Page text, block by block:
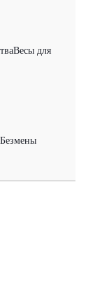
Весы для
Безмены